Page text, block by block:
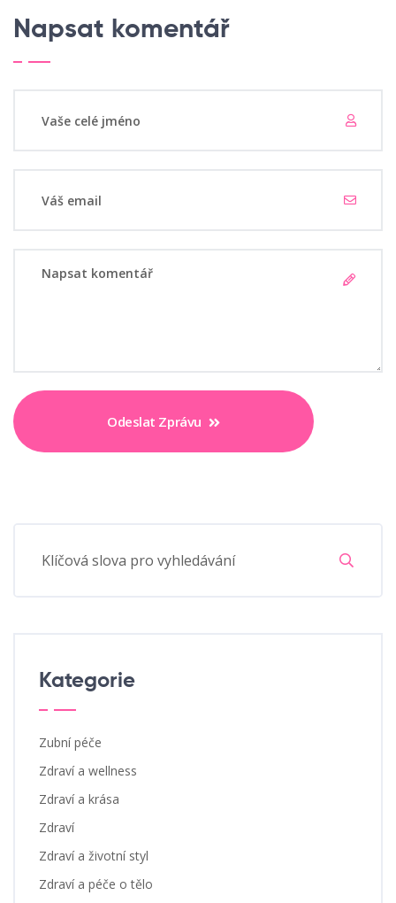
Napsat komentář
Odeslat Zprávu
Kategorie
Zubní péče
Zdraví a wellness
Zdraví a krása
Zdraví
Zdraví a životní styl
Zdraví a péče o tělo